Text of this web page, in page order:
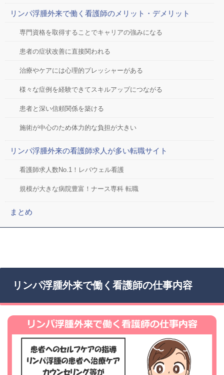
リンパ浮腫外来で働く看護師のメリット・デメリット
専門資格を取得することでキャリアの強みになる
患者の症状改善に直接関われる
治療やケアには心理的プレッシャーがある
様々な症例を経験できてスキルアップにつながる
患者と深い信頼関係を築ける
施術が中心のため体力的な負担が大きい
リンパ浮腫外来の看護師求人が多い転職サイト
看護師求人数No.1！レバウェル看護
規模が大きな病院豊富！ナース専科 転職
まとめ
リンパ浮腫外来で働く看護師の仕事内容